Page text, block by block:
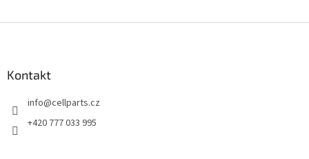
Kontakt
info@cellparts.cz
+420 777 033 995